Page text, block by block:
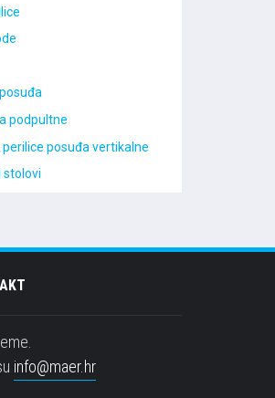
podpultne
posuđa vertikalne
stolovi
info@maer.hr